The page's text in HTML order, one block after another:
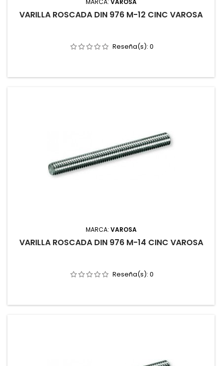
MARCA: VAROSA
VARILLA ROSCADA DIN 976 M-12 CINC VAROSA
Reseña(s): 0
MARCA: VAROSA
VARILLA ROSCADA DIN 976 M-14 CINC VAROSA
Reseña(s): 0